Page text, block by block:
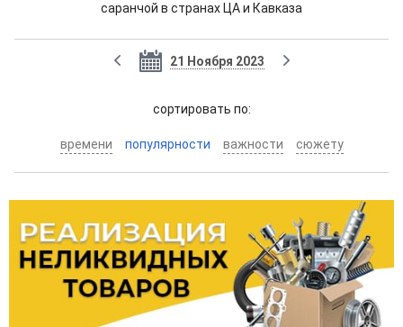
саранчой в странах ЦА и Кавказа
21 Ноября 2023
cортировать по:
времени популярности важности сюжету